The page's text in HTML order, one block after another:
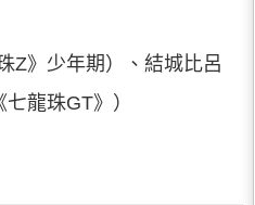
Z》少年期）、結城比呂
龍珠GT》）